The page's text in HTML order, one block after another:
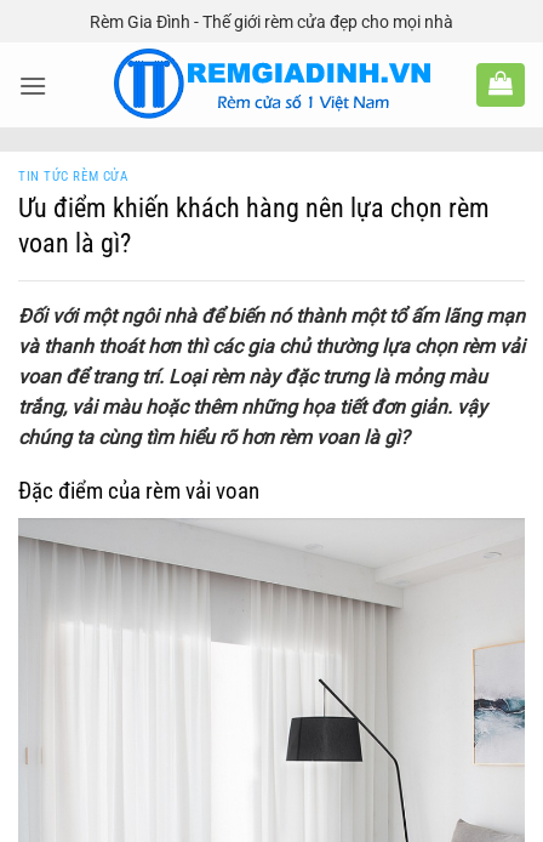
nội
Rèm Gia Đình - Thế giới rèm cửa đẹp cho mọi nhà
TIN TỨC RÈM CỬA
Ưu điểm khiến khách hàng nên lựa chọn rèm
voan là gì?
Đối với một ngôi nhà để biến nó thành một tổ ấm lãng mạn
và thanh thoát hơn thì các gia chủ thường lựa chọn rèm vải
voan để trang trí. Loại rèm này đặc trưng là mỏng màu
trắng, vải màu hoặc thêm những họa tiết đơn giản. vậy
chúng ta cùng tìm hiểu rõ hơn rèm voan là gì?
Đặc điểm của rèm vải voan